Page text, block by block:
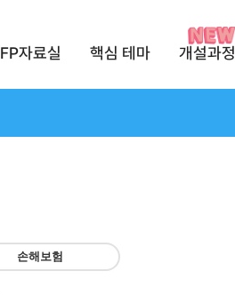
FP자료실 핵심 테마 개설과정
손해보험